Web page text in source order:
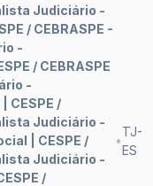
Judiciário -
/ CEBRASPE -
-
/ CEBRASPE
-
CESPE /
Judiciário -
| CESPE /
Judiciário -
/
•
TJ-
ES